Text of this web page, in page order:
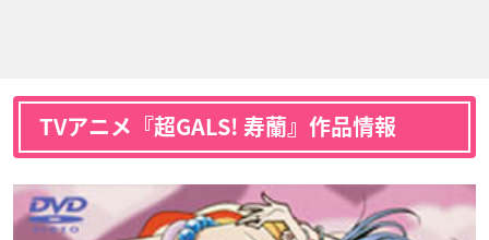
TVアニメ『超GALS! 寿蘭』作品情報